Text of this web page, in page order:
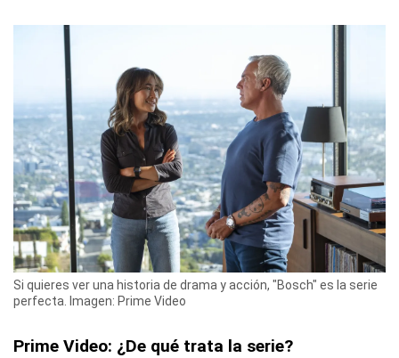
Si quieres ver una historia de drama y acción, "Bosch" es la serie
perfecta. Imagen: Prime Video
Prime Video: ¿De qué trata la serie?